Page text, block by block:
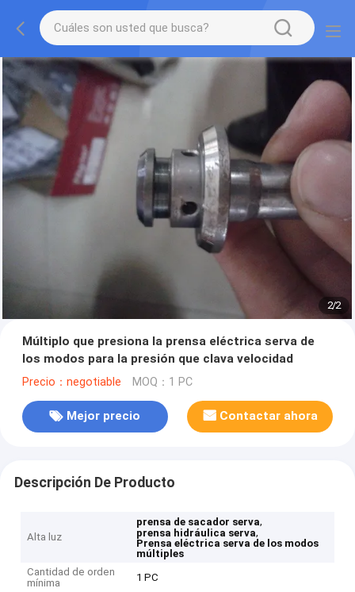
2/2
Múltiplo que presiona la prensa eléctrica serva de
los modos para la presión que clava velocidad
Precio：negotiable MOQ：1 PC
Mejor precio Contactar ahora
Descripción De Producto
Alta luz
prensa de sacador serva,
prensa hidráulica serva,
Prensa eléctrica serva de los modos
múltiples
Cantidad de orden
mínima
1 PC